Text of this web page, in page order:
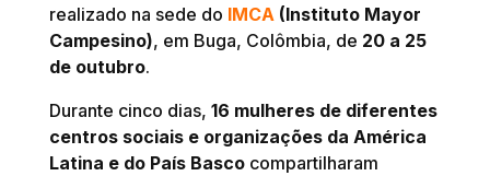
realizado na sede do IMCA (Instituto Mayor
Campesino), em Buga, Colômbia, de 20 a 25
de outubro.
Durante cinco dias, 16 mulheres de diferentes
centros sociais e organizações da América
Latina e do País Bascocompartilharam